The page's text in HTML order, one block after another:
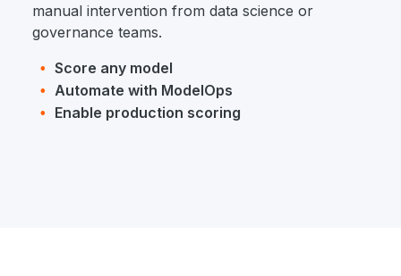
manual intervention from data science or
governance teams.
Score any model
Automate with ModelOps
Enable production scoring